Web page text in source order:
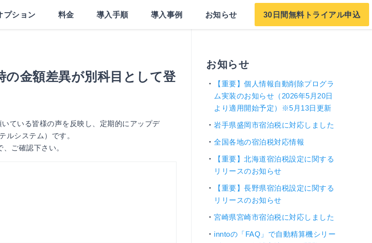
プション 料金 導入手順 導入事例 お知らせ 30日間無料トライアル申込
金額差異が別科目として登
ている皆様の声を反映し、定期的にアップデ
ルシステム）です。
ご確認下さい。
お知らせ
【重要】個人情報自動削除プログラ
ム実装のお知らせ（2026年5月20日
より適用開始予定）※5月13日更新
岩手県盛岡市宿泊税に対応しました
全国各地の宿泊税対応情報
【重要】北海道宿泊税設定に関する
リリースのお知らせ
【重要】長野県宿泊税設定に関する
リリースのお知らせ
宮崎県宮崎市宿泊税に対応しました
inntoの「FAQ」で自動精算機シリー